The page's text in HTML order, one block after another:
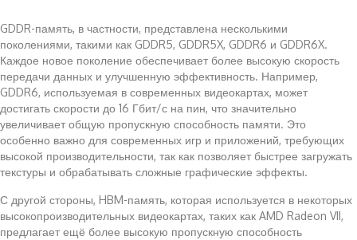
GDDR-память, в частности, представлена несколькими
поколениями, такими как GDDR5, GDDR5X, GDDR6 и GDDR6X.
Каждое новое поколение обеспечивает более высокую скорость
передачи данных и улучшенную эффективность. Например,
GDDR6, используемая в современных видеокартах, может
достигать скорости до 16 Гбит/с на пин, что значительно
увеличивает общую пропускную способность памяти. Это
особенно важно для современных игр и приложений, требующих
высокой производительности, так как позволяет быстрее загружать
текстуры и обрабатывать сложные графические эффекты.
С другой стороны, HBM-память, которая используется в некоторых
высокопроизводительных видеокартах, таких как AMD Radeon VII,
предлагает ещё более высокую пропускную способность